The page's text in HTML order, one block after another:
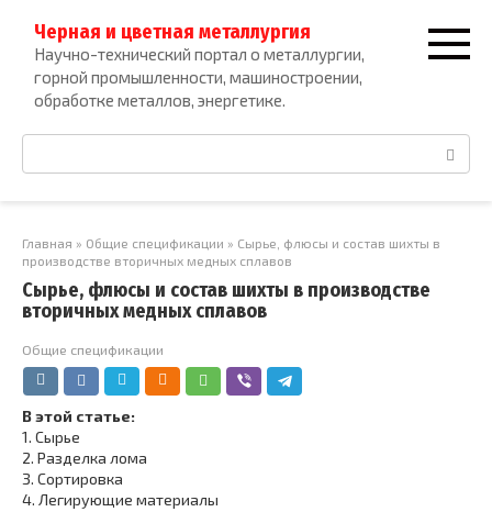
контенту
Черная и цветная металлургия
Научно-технический портал о металлургии,
горной промышленности, машиностроении,
обработке металлов, энергетике.
Поиск:
Главная » Общие спецификации » Сырье, флюсы и состав шихты в
производстве вторичных медных сплавов
Сырье, флюсы и состав шихты в производстве
вторичных медных сплавов
Общие спецификации
В этой статье:
1. Сырье
2. Разделка лома
3. Сортировка
4. Легирующие материалы